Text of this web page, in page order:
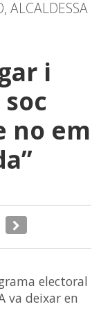
ALCALDESSA
i
no em
electoral
va deixar en